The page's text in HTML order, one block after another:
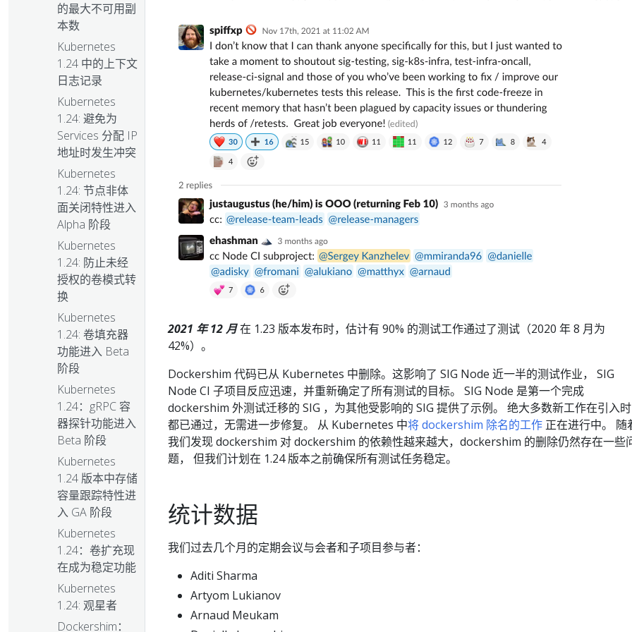
的最大不可用副
本数
Kubernetes
1.24 中的上下文
日志记录
Kubernetes
1.24: 避免为
Services 分配 IP
地址时发生冲突
Kubernetes
1.24: 节点非体
面关闭特性进入
Alpha 阶段
Kubernetes
1.24: 防止未经
授权的卷模式转
换
Kubernetes
1.24: 卷填充器
功能进入 Beta
阶段
Kubernetes
1.24：gRPC 容
器探针功能进入
Beta 阶段
Kubernetes
1.24 版本中存储
容量跟踪特性进
入 GA 阶段
Kubernetes
1.24：卷扩充现
在成为稳定功能
Kubernetes
1.24: 观星者
Dockershim：
2021 年 12 月在 1.23 版本发布时，估计有 90% 的测试工作通过了测试（2020 年 8 月为
42%）。
Dockershim 代码已从 Kubernetes 中删除。这影响了 SIG Node 近一半的测试作业， SIG
Node CI 子项目反应迅速，并重新确定了所有测试的目标。 SIG Node 是第一个完成
dockershim 外测试迁移的 SIG ，为其他受影响的 SIG 提供了示例。 绝大多数新工作在引入时
都已通过，无需进一步修复。 从 Kubernetes 中将 dockershim 除名的工作 正在进行中。 随
我们发现 dockershim 对 dockershim 的依赖性越来越大，dockershim 的删除仍然存在一些
题， 但我们计划在 1.24 版本之前确保所有测试任务稳定。
统计数据
我们过去几个月的定期会议与会者和子项目参与者：
Aditi Sharma
Artyom Lukianov
Arnaud Meukam